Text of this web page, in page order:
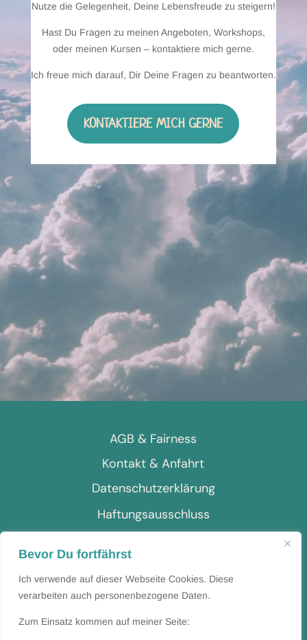
Bevor Du fortfährst
Ich verwende auf dieser Webseite Cookies. Diese
verarbeiten auch personenbezogene Daten.
Zum Einsatz kommen auf meiner Seite:
Nutze die Gelegenheit, Deine Lebensfreude zu steigern!
Hast Du Fragen zu meinen Angeboten, Workshops,
oder meinen Kursen – kontaktiere mich gerne.
Ich freue mich darauf, Dir Deine Fragen zu beantworten.
KONTAKTIERE MICH GERNE
AGB & Fairness
Kontakt & Anfahrt
Datenschutzerklärung
Haftungsausschluss
Kontakt